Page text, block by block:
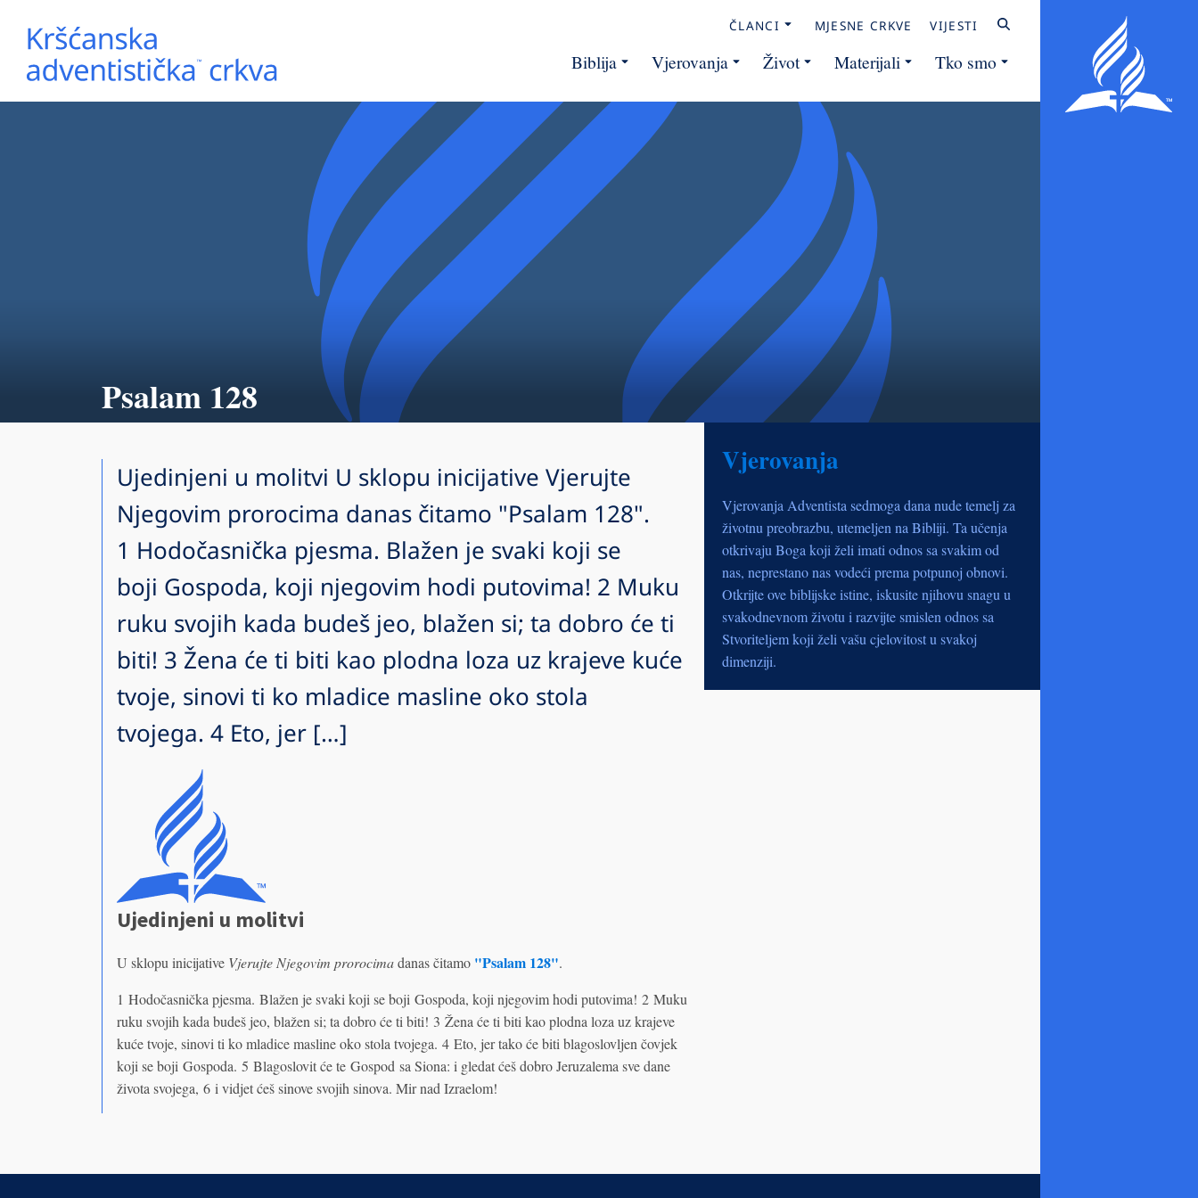
ČLANCI MJESNE CRKVE VIJESTI
Biblija Vjerovanja Život Materijali Tko smo
Psalam 128
Ujedinjeni u molitvi U sklopu inicijative Vjerujte
Njegovim prorocima danas čitamo "Psalam 128".
1 Hodočasnička pjesma. Blažen je svaki koji se
boji Gospoda, koji njegovim hodi putovima! 2 Muku
ruku svojih kada budeš jeo, blažen si; ta dobro će ti
biti! 3 Žena će ti biti kao plodna loza uz krajeve kuće
tvoje, sinovi ti ko mladice masline oko stola
tvojega. 4 Eto, jer […]
Ujedinjeni u molitvi
U sklopu inicijative Vjerujte Njegovim prorocimadanas čitamo "Psalam 128".
1 Hodočasnička pjesma. Blažen je svaki koji se boji Gospoda, koji njegovim hodi putovima! 2 Muku
ruku svojih kada budeš jeo, blažen si; ta dobro će ti biti! 3 Žena će ti biti kao plodna loza uz krajeve
kuće tvoje, sinovi ti ko mladice masline oko stola tvojega. 4 Eto, jer tako će biti blagoslovljen čovjek
koji se boji Gospoda. 5 Blagoslovit će te Gospod sa Siona: i gledat ćeš dobro Jeruzalema sve dane
života svojega, 6 i vidjet ćeš sinove svojih sinova. Mir nad Izraelom!
Vjerovanja
Vjerovanja Adventista sedmoga dana nude temelj za
životnu preobrazbu, utemeljen na Bibliji. Ta učenja
otkrivaju Boga koji želi imati odnos sa svakim od
nas, neprestano nas vodeći prema potpunoj obnovi.
Otkrijte ove biblijske istine, iskusite njihovu snagu u
svakodnevnom životu i razvijte smislen odnos sa
Stvoriteljem koji želi vašu cjelovitost u svakoj
dimenziji.